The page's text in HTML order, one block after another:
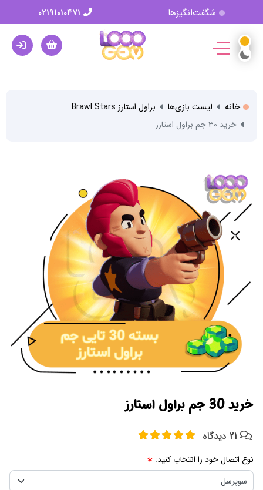
شگفت‌انگیزها
خانه لیست بازی‌ها
براول استارز Brawl Stars
خرید 30 جم براول استارز
خرید 30 جم براول استارز
نوع اتصال خود را انتخاب کنید: